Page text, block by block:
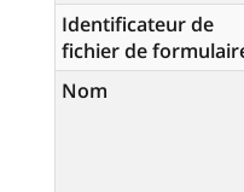
Identificateur de
fichier de
Nom